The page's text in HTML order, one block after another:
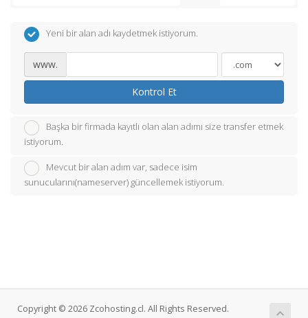
Yeni bir alan adı kaydetmek istiyorum.
www.
Kontrol Et
Başka bir firmada kayıtlı olan alan adımı size transfer etmek
istiyorum.
Mevcut bir alan adım var, sadece isim
sunucularını(nameserver) güncellemek istiyorum.
Copyright © 2026 Zcohosting.cl. All Rights Reserved.